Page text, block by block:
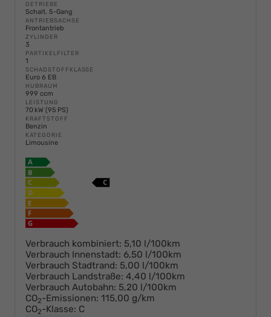
GETRIEBE
Schalt. 5-Gang
ANTRIEBSACHSE
Frontantrieb
ZYLINDER
3
PARTIKELFILTER
1
SCHADSTOFFKLASSE
Euro 6 EB
HUBRAUM
999 ccm
LEISTUNG
70 kW (95 PS)
KRAFTSTOFF
Benzin
KATEGORIE
Limousine
Verbrauch kombiniert: 5,10 l/100km
Verbrauch Innenstadt: 6,50 l/100km
Verbrauch Stadtrand: 5,00 l/100km
Verbrauch Landstraße: 4,40 l/100km
Verbrauch Autobahn: 5,20 l/100km
CO2-Emissionen: 115,00 g/km
CO2-Klasse: C